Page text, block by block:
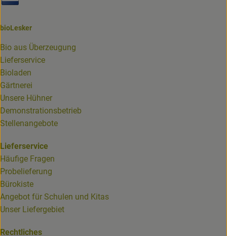
bioLesker
Bio aus Überzeugung
Lieferservice
Bioladen
Gärtnerei
Unsere Hühner
Demonstrationsbetrieb
Stellenangebote
Lieferservice
Häufige Fragen
Probelieferung
Bürokiste
Angebot für Schulen und Kitas
Unser Liefergebiet
Rechtliches